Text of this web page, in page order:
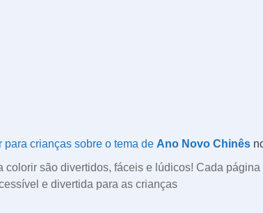
crianças sobre o tema de Ano Novo Chinês
colorir são divertidos, fáceis e lúdicos! Cada
e divertida para as crianças